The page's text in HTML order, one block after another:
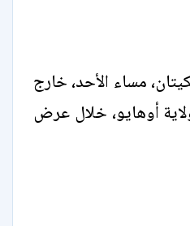
مساء الأحد، خارج
أوهايو، خلال عرض